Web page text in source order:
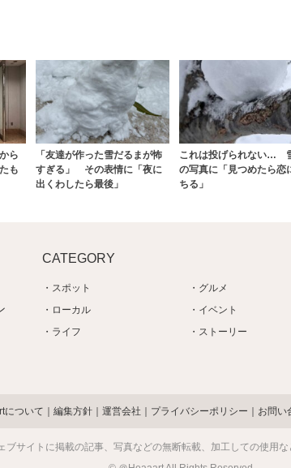
ら
も
「友達が作った雪だるまが怖
すぎる」 その表情に「夜に
出くわしたら最後」
これは投げられない…
の写真に「見つめたら恋
ちる」
CATEGORY
スポット
ローカル
ライフ
グルメ
イベント
ストーリー
について 編集方針 運営会社 プライバシーポリシー お問い
ブサイトに掲載の記事、写真などの無断転載、加工しての使用な